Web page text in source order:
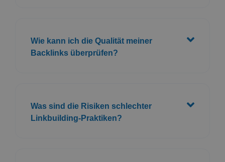
Wie kann ich die Qualität meiner
Backlinks überprüfen?
Was sind die Risiken schlechter
Linkbuilding-Praktiken?